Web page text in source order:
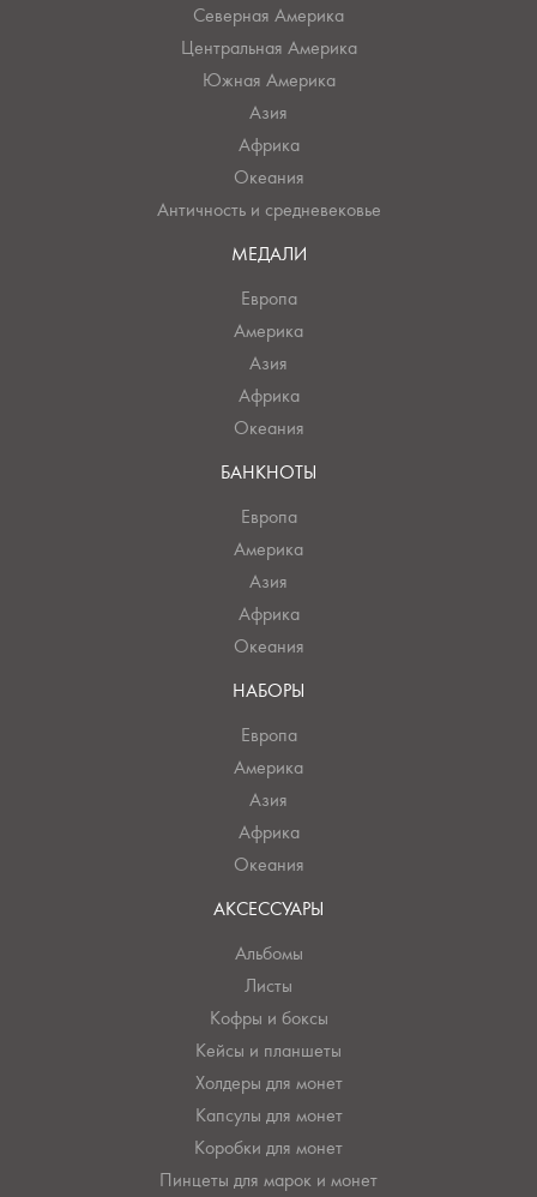
Северная Америка
Центральная Америка
Южная Америка
Азия
Африка
Океания
Античность и средневековье
МЕДАЛИ
Европа
Америка
Азия
Африка
Океания
БАНКНОТЫ
Европа
Америка
Азия
Африка
Океания
НАБОРЫ
Европа
Америка
Азия
Африка
Океания
АКСЕССУАРЫ
Альбомы
Листы
Кофры и боксы
Кейсы и планшеты
Холдеры для монет
Капсулы для монет
Коробки для монет
Пинцеты для марок и монет